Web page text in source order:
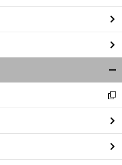
閉
る
新
し
い
ウ
ィ
ン